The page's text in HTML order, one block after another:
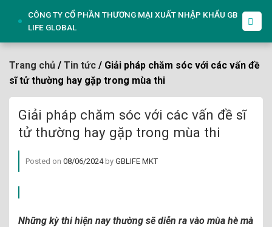
CÔNG TY CỔ PHẦN THƯƠNG MẠI XUẤT NHẬP KHẨU GB
LIFE GLOBAL
Trang chủ / Tin tức / Giải pháp chăm sóc với các vấn đề
sĩ tử thường hay gặp trong mùa thi
Giải pháp chăm sóc với các vấn đề sĩ
tử thường hay gặp trong mùa thi
Posted on 08/06/2024by GBLIFE MKT
Những kỳ thi hiện nay thường sẽ diễn ra vào mùa hè mà